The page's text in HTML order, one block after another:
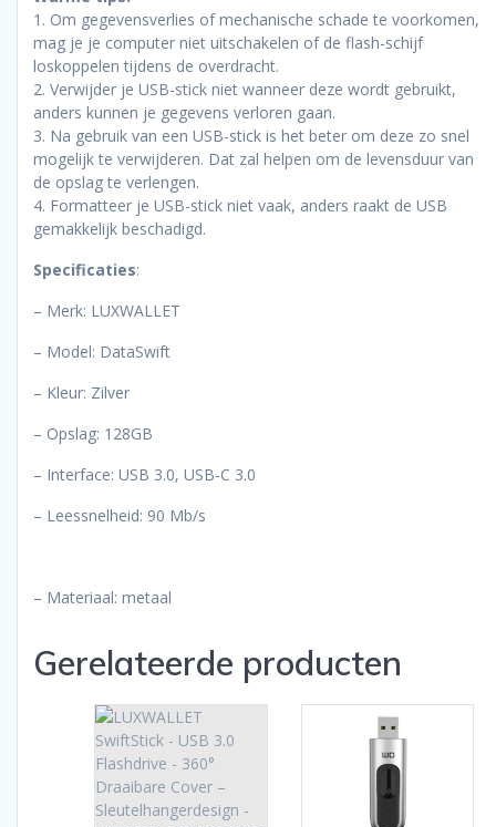
1. Om gegevensverlies of mechanische schade te voorkomen,
mag je je computer niet uitschakelen of de flash-schijf
loskoppelen tijdens de overdracht.
2. Verwijder je USB-stick niet wanneer deze wordt gebruikt,
anders kunnen je gegevens verloren gaan.
3. Na gebruik van een USB-stick is het beter om deze zo snel
mogelijk te verwijderen. Dat zal helpen om de levensduur van
de opslag te verlengen.
4. Formatteer je USB-stick niet vaak, anders raakt de USB
gemakkelijk beschadigd.
Specificaties:
– Merk: LUXWALLET
– Model: DataSwift
– Kleur: Zilver
– Opslag: 128GB
– Interface: USB 3.0, USB-C 3.0
– Leessnelheid: 90 Mb/s
– Materiaal: metaal
Gerelateerde producten